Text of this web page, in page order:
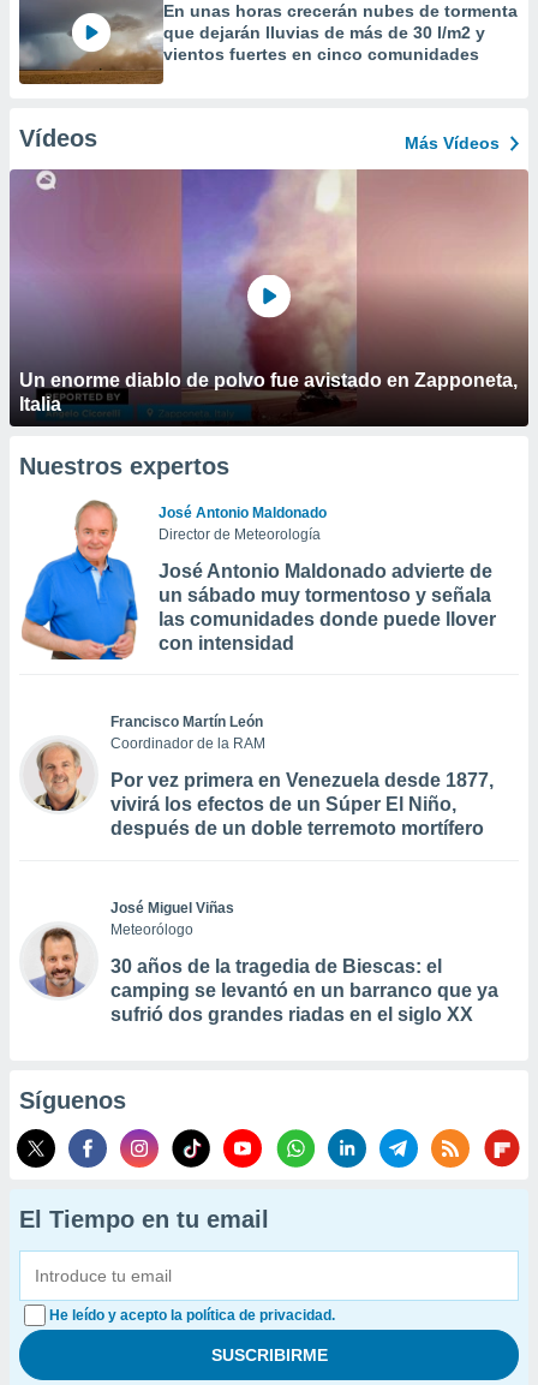
En unas horas crecerán nubes de tormenta
que dejarán lluvias de más de 30 l/m2 y
vientos fuertes en cinco comunidades
Vídeos Más Vídeos
Un enorme diablo de polvo fue avistado en Zapponeta,
Italia
Nuestros expertos
José Antonio Maldonado
Director de Meteorología
José Antonio Maldonado advierte de
un sábado muy tormentoso y señala
las comunidades donde puede llover
con intensidad
Francisco Martín León
Coordinador de la RAM
Por vez primera en Venezuela desde 1877,
vivirá los efectos de un Súper El Niño,
después de un doble terremoto mortífero
José Miguel Viñas
Meteorólogo
30 años de la tragedia de Biescas: el
camping se levantó en un barranco que ya
sufrió dos grandes riadas en el siglo XX
Síguenos
El Tiempo en tu email
He leído y acepto la política de privacidad.